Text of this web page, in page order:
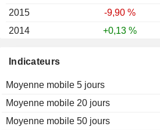
Indicateurs
Moyenne mobile 5 jours
Moyenne mobile 20 jours
Moyenne mobile 50 jours
2015
-9,90 %
2014
+0,13 %
2012
2011
-8,17 %
2010
-18,55 %
2009
+4,99 %